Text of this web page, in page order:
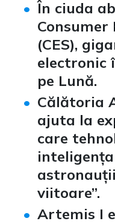
În ciuda
Consumer
(CES),
electronic
pe Lună.
Călătoria
ajuta la
care
viitoare”.
Artemis I